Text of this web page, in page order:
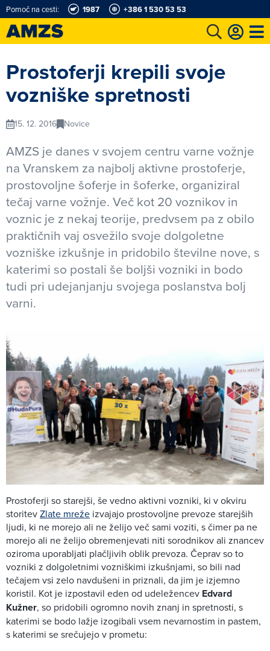
Pomoč na cesti: 1987 +386 1 530 53 53
Prostoferji krepili svoje
vozniške spretnosti
15. 12. 2016 Novice
AMZS je danes v svojem centru varne vožnje
na Vranskem za najbolj aktivne prostoferje,
prostovoljne šoferje in šoferke, organiziral
tečaj varne vožnje. Več kot 20 voznikov in
voznic je z nekaj teorije, predvsem pa z obilo
praktičnih vaj osvežilo svoje dolgoletne
vozniške izkušnje in pridobilo številne nove, s
katerimi so postali še boljši vozniki in bodo
tudi pri udejanjanju svojega poslanstva bolj
varni.
Prostoferji so starejši, še vedno aktivni vozniki, ki v okviru
storitevZlate mreže izvajajo prostovoljne prevoze starejših
ljudi, ki ne morejo ali ne želijo več sami voziti, s čimer pa ne
morejo ali ne želijo obremenjevati niti sorodnikov ali znancev
oziroma uporabljati plačljivih oblik prevoza. Čeprav so to
vozniki z dolgoletnimi vozniškimi izkušnjami, so bili nad
tečajem vsi zelo navdušeni in priznali, da jim je izjemno
koristil. Kot je izpostavil eden od udeležencev Edvard
Kužner, so pridobili ogromno novih znanj in spretnosti, s
katerimi se bodo lažje izogibali vsem nevarnostim in pastem,
s katerimi se srečujejo v prometu: